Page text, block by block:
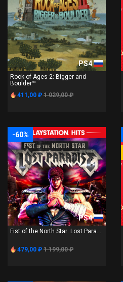
PS4
Rock of Ages 2: Bigger and
Boulder™
411,00 ₽ 1 029,00 ₽
-60%
PS4
Fist of the North Star: Lost Para...
479,00 ₽ 1 199,00 ₽